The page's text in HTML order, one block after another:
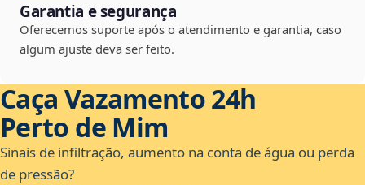
Garantia e segurança
Oferecemos suporte após o atendimento e garantia, caso
algum ajuste deva ser feito.
Caça Vazamento 24h
Perto de Mim
Sinais de infiltração, aumento na conta de água ou perda
de pressão?